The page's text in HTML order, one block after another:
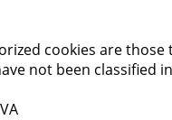
cookies are those
not been classified